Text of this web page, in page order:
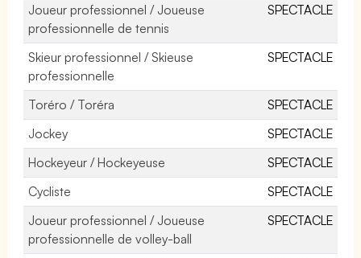
Joueur professionnel / Joueuse
professionnelle de tennis
SPECTACLE
Skieur professionnel / Skieuse
professionnelle
SPECTACLE
Toréro / Toréra
SPECTACLE
Jockey
SPECTACLE
Hockeyeur / Hockeyeuse
SPECTACLE
Cycliste
SPECTACLE
Joueur professionnel / Joueuse
professionnelle de volley-ball
SPECTACLE